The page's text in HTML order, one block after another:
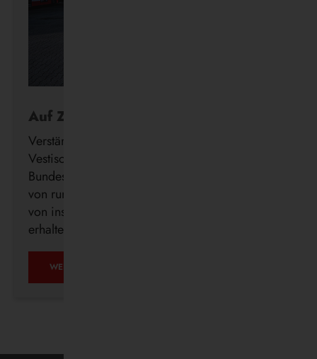
Auf Zukunftskurs
Verstärkung für die Wasserstoff-Flotte: Die
Vestische hat den Förderbescheid des
Bundesministeriums für Verkehr (BMV) in Höhe
von rund 3,12 Millionen Euro zur Beschaffung
von insgesamt 14 Brennstoffzellenbussen
erhalten.
WEITERLESEN …